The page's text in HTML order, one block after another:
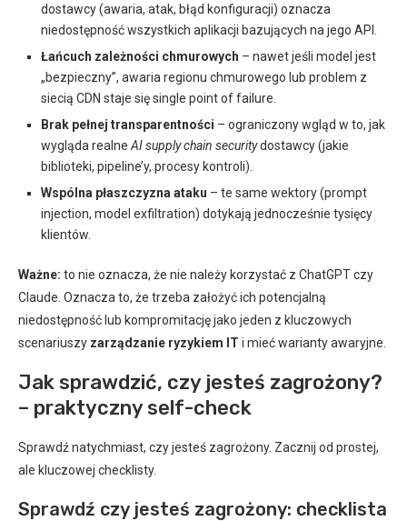
dostawcy (awaria, atak, błąd konfiguracji) oznacza
niedostępność wszystkich aplikacji bazujących na jego API.
Łańcuch zależności chmurowych – nawet jeśli model jest
„bezpieczny”, awaria regionu chmurowego lub problem z
siecią CDN staje się single point of failure.
Brak pełnej transparentności – ograniczony wgląd w to, jak
wygląda realne AI supply chain securitydostawcy (jakie
biblioteki, pipeline’y, procesy kontroli).
Wspólna płaszczyzna ataku – te same wektory (prompt
injection, model exfiltration) dotykają jednocześnie tysięcy
klientów.
Ważne: to nie oznacza, że nie należy korzystać z ChatGPT czy
Claude. Oznacza to, że trzeba założyć ich potencjalną
niedostępność lub kompromitację jako jeden z kluczowych
scenariuszy zarządzanie ryzykiem IT i mieć warianty awaryjne.
Jak sprawdzić, czy jesteś zagrożony?
– praktyczny self-check
Sprawdź natychmiast, czy jesteś zagrożony. Zacznij od prostej,
ale kluczowej checklisty.
Sprawdź czy jesteś zagrożony: checklista